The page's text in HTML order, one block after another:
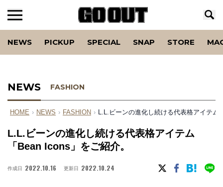
NEWS PICKUP SPECIAL SNAP STORE
NEWS FASHION
HOME › NEWS › FASHION › L.L.ビーンの進化し続ける代表格アイテ
L.L.ビーンの進化し続ける代表格アイテム
「Bean Icons」をご紹介。
作成日 2022.10.16 更新日 2022.10.24